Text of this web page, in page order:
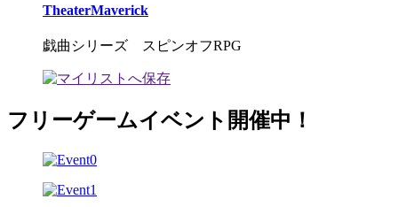
TheaterMaverick
戯曲シリーズ スピンオフRPG
フリーゲームイベント開催中！